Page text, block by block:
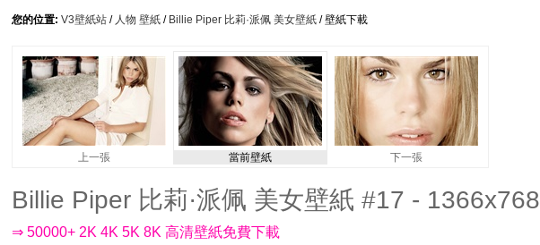
您的位置: V3壁紙站 / 人物 壁紙 / Billie Piper 比莉·派佩 美女壁紙 / 壁紙下載
上一張 當前壁紙 下一張
Billie Piper 比莉·派佩 美女壁紙 #17 - 1366x768
⇒ 50000+ 2K 4K 5K 8K 高清壁紙免費下載